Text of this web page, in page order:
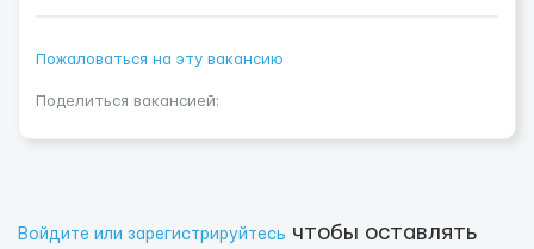
Пожаловаться на эту вакансию
Поделиться вакансией:
Войдите или зарегистрируйтесь чтобы оставлять